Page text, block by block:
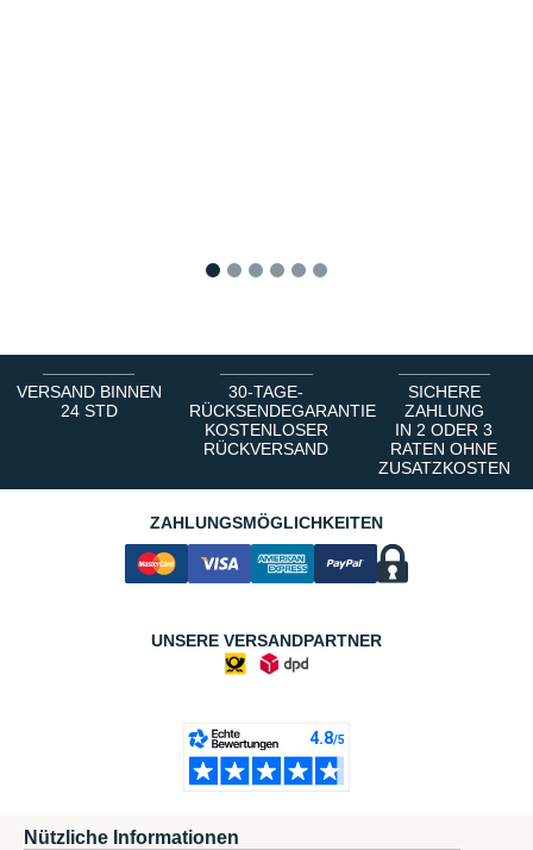
VERSAND BINNEN
24 STD
30-TAGE-
RÜCKSENDEGARANTIE
KOSTENLOSER
RÜCKVERSAND
SICHERE
ZAHLUNG
IN 2 ODER 3
RATEN OHNE
ZUSATZKOSTEN
ZAHLUNGSMÖGLICHKEITEN
UNSERE VERSANDPARTNER
Nützliche Informationen